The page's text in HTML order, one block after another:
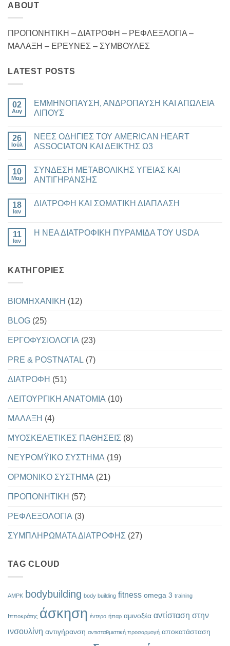
ABOUT
ΠΡΟΠΟΝΗΤΙΚΗ – ΔΙΑΤΡΟΦΗ – ΡΕΦΛΕΞΛΟΓΙΑ –
ΜΑΛΑΞΗ – ΕΡΕΥΝΕΣ – ΣΥΜΒΟΥΛΕΣ
LATEST POSTS
02
Αυγ
ΕΜΜΗΝΟΠΑΥΣΗ, ΑΝΔΡΟΠΑΥΣΗ ΚΑΙ ΑΠΩΛΕΙΑ
ΛΙΠΟΥΣ
σχόλια
στο
ΕΜΜΗΝΟΠΑΥΣΗ,
ΑΠΩΛΕΙΑ
ΛΙΠΟΥΣ
26
Ιούλ
ΝΕΕΣ ΟΔΗΓΙΕΣ ΤΟΥ AMERICAN HEART
ASSOCIATON ΚΑΙ ΔΕΙΚΤΗΣ Ω3
σχόλια
στο
ΝΕΕΣ
AMERICAN
ΔΕΙΚΤΗΣ
Ω3
10
Μαρ
ΣΥΝΔΕΣΗ ΜΕΤΑΒΟΛΙΚΗΣ ΥΓΕΙΑΣ ΚΑΙ
ΑΝΤΙΓΗΡΑΝΣΗΣ
σχόλια
ΥΓΕΙΑΣ
ΚΑΙ
18
Ιαν
ΔΙΑΤΡΟΦΗ ΚΑΙ ΣΩΜΑΤΙΚΗ ΔΙΑΠΛΑΣΗ
στο
11
Ιαν
Η ΝΕΑ ΔΙΑΤΡΟΦΙΚΗ ΠΥΡΑΜΙΔΑ ΤΟΥ USDA
Η
USDA
KΑΤΗΓΟΡΊΕΣ
BIOMHXANIKH (12)
BLOG (25)
EΡΓΟΦΥΣΙΟΛΟΓΙΑ (23)
PRE & POSTNATAL (7)
ΔΙΑΤΡΟΦΗ (51)
ΛΕΙΤΟΥΡΓΙΚΗ ΑΝΑΤΟΜΙΑ (10)
ΜΑΛΑΞΗ (4)
ΜΥΟΣΚΕΛΕΤΙΚΕΣ ΠΑΘΗΣΕΙΣ (8)
ΝΕΥΡΟΜΫΙΚΟ ΣΥΣΤΗΜΑ (19)
ΟΡΜΟΝΙΚΟ ΣΥΣΤΗΜΑ (21)
ΠΡΟΠΟΝΗΤΙΚΗ (57)
ΡΕΦΛΕΞΟΛΟΓΙΑ (3)
ΣΥΜΠΛΗΡΩΜΑΤΑ ΔΙΑΤΡΟΦΗΣ (27)
TAG CLOUD
AMPK bodybuilding body building fitness omega 3 training
Ιπποκράτης άσκηση έντερο ήπαρ αμινοξέα αντίσταση στην
ινσουλίνη αντιγήρανση αντισταθμιστική προσαρμογή αποκατάσταση